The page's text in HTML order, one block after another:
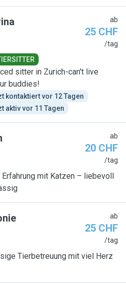
ab
25 CHF
/tag
sitter in Zurich-can't live
buddies!
kontaktiert vor 12 Tagen
aktiv vor 11 Tagen
ab
20 CHF
/tag
Erfahrung mit Katzen – liebevoll
ab
25 CHF
/tag
Tierbetreuung mit viel Herz